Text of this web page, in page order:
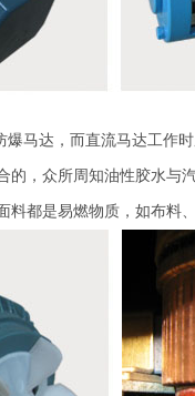
马达，而直流马达工作
的，众所周知油性胶水与
都是易燃物质，如布料